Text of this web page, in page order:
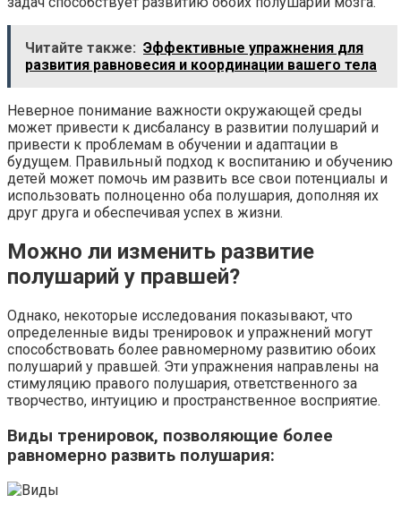
Читайте также: Эффективные упражнения для
развития равновесия и координации вашего тела
Неверное понимание важности окружающей среды
может привести к дисбалансу в развитии полушарий и
привести к проблемам в обучении и адаптации в
будущем. Правильный подход к воспитанию и обучению
детей может помочь им развить все свои потенциалы и
использовать полноценно оба полушария, дополняя их
друг друга и обеспечивая успех в жизни.
Можно ли изменить развитие
полушарий у правшей?
Однако, некоторые исследования показывают, что
определенные виды тренировок и упражнений могут
способствовать более равномерному развитию обоих
полушарий у правшей. Эти упражнения направлены на
стимуляцию правого полушария, ответственного за
творчество, интуицию и пространственное восприятие.
Виды тренировок, позволяющие более
равномерно развить полушария: